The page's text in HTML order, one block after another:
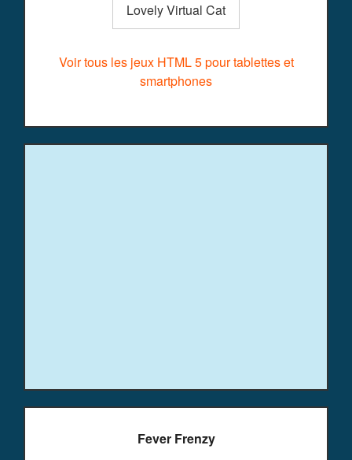
Lovely Virtual Cat
Voir tous les jeux HTML 5 pour tablettes et
smartphones
Fever Frenzy